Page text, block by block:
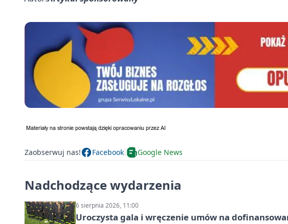
Zaobserwuj nas! Facebook Google News
Nadchodzące wydarzenia
6 sierpnia 2026, 11:00
Uroczysta gala i wręczenie umów na